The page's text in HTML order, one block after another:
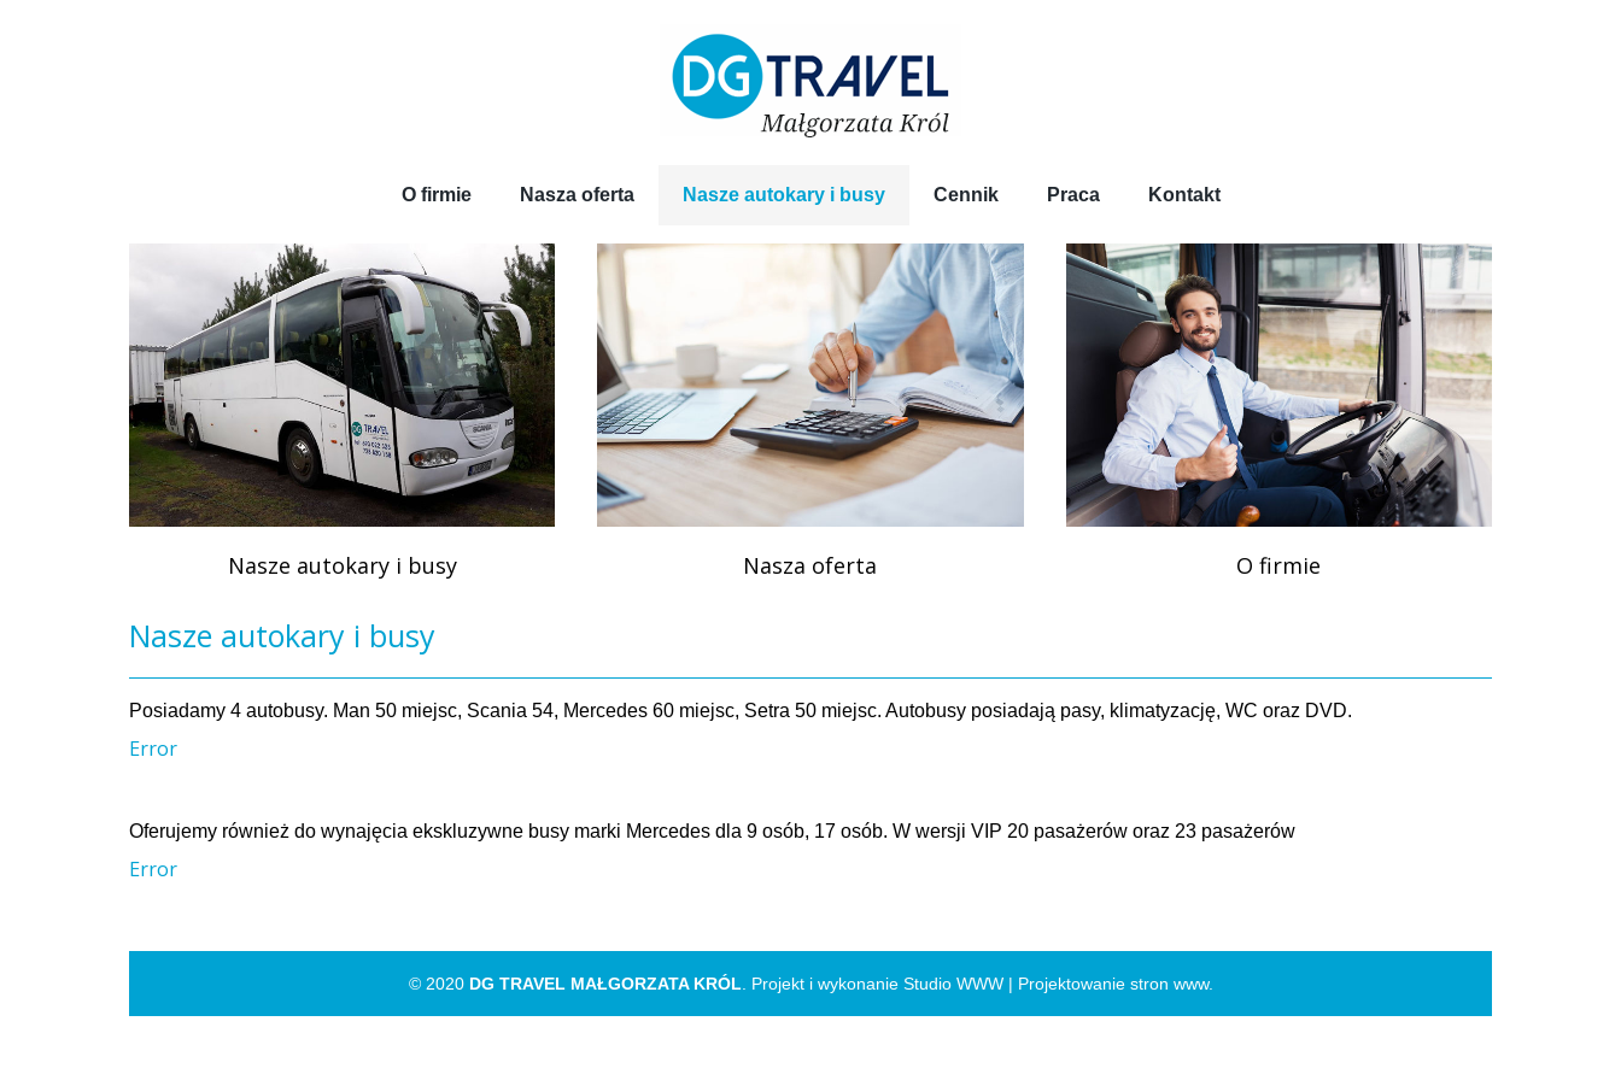
O firmie Nasza oferta Nasze autokary i busy Cennik Praca Kontakt
Nasze autokary i busy Nasza oferta O firmie
Nasze autokary i busy
Posiadamy 4 autobusy. Man 50 miejsc, Scania 54, Mercedes 60 miejsc, Setra 50 miejsc. Autobusy posiadają pasy, klimatyzację, WC oraz DVD.
Error
Oferujemy również do wynajęcia ekskluzywne busy marki Mercedes dla 9 osób, 17 osób. W wersji VIP 20 pasażerów oraz 23 pasażerów
Error
© 2020 DG TRAVEL MAŁGORZATA KRÓL. Projekt i wykonanie Studio WWW | Projektowanie stron www.